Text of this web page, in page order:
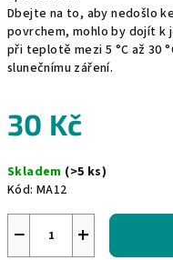
Dbejte na to, aby nedošlo
povrchem, mohlo by dojít k
při teplotě mezi 5 °C až 30
slunečnímu záření.
30 Kč
cena:
Skladem (>5 ks)
Kód: MA12
+
−